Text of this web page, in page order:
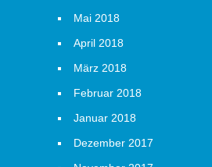
Mai 2018
April 2018
März 2018
Februar 2018
Januar 2018
Dezember 2017